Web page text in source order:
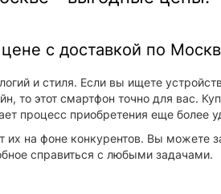
с доставкой по
и стиля. Если вы ищете
то этот смартфон точно для вас.
процесс приобретения еще более
на фоне конкурентов. Вы можете
справиться с любыми задачами.